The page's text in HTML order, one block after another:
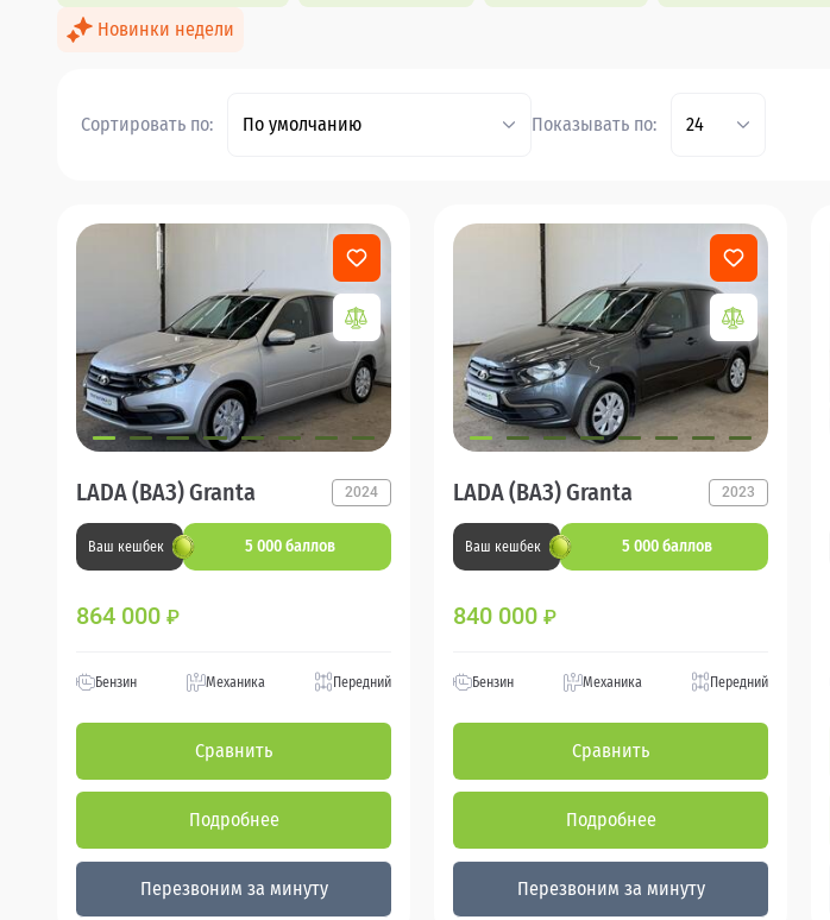
Новинки недели
Сортировать по: По умолчанию Показывать по: 24
LADA (ВАЗ) Granta 2024
Ваш кешбек 5 000 баллов
864 000 ₽
Бензин Механика Передний
Сравнить
Подробнее
Перезвоним за минуту
LADA (ВАЗ) Granta 2023
Ваш кешбек 5 000 баллов
840 000 ₽
Бензин Механика Передний
Сравнить
Подробнее
Перезвоним за минуту